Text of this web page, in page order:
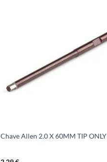
Chave Allen 2.0 X 60MM TIP ONLY